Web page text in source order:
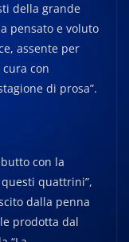
della grande
pensato e voluto
assente per
con
di prosa”.
con la
quattrini”,
dalla penna
prodotta dal